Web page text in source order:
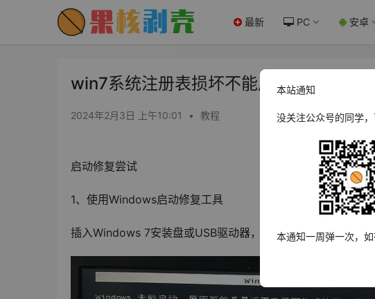
最新 PC 安卓
win7系统注册表损坏不能启动怎么办 - 果
2024年2月3日 上午10:01 • 教程
启动修复尝试
1、使用Windows启动修复工具
插入Windows 7安装盘或USB驱动器，重启计算机。
本站通知
没关注公众号的同学
本通知一周弹一次，如